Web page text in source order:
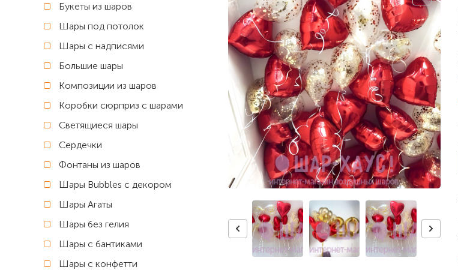
Букеты из шаров
Шары под потолок
Шары с надписями
Большие шары
Композиции из шаров
Коробки сюрприз с шарами
Светящиеся шары
Сердечки
Фонтаны из шаров
Шары Bubbles с декором
Шары Агаты
Шары без гелия
Шары с бантиками
Шары с конфетти